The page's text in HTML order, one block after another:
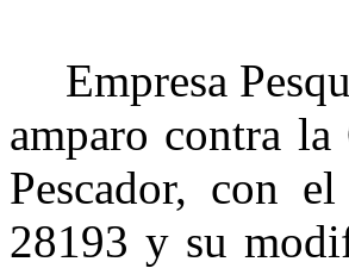
Empresa
amparo contra
Pescador, con
28193 y su